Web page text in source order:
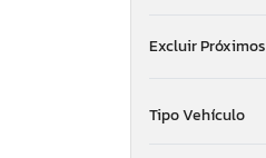
Excluir
Tipo Vehículo